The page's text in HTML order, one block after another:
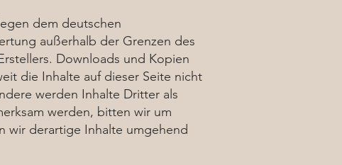
dem deutschen
außerhalb der Grenzen des
Downloads und Kopien
die Inhalte auf dieser Seite nicht
werden Inhalte Dritter als
werden, bitten wir um
wir derartige Inhalte umgehend